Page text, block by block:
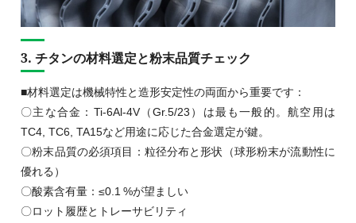
3. チタンの材料選定と粉末品質チェック
■材料選定は機械特性と造形安定性の両面から重要です：
〇主な合金：Ti‑6Al‑4V（Gr.5/23）は最も一般的。航空用は
TC4, TC6, TA15など用途に応じた合金選定が鍵。
〇粉末品質の必須項目：粒径分布と形状（球形粉末が流動性に
優れる）
〇酸素含有量：≤0.1 %が望ましい
〇ロット履歴とトレーサビリティ